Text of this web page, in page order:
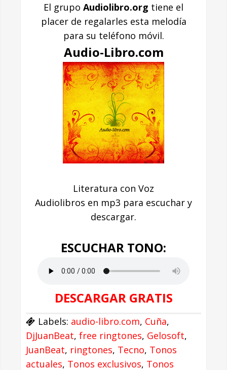
El grupo Audiolibro.org tiene el
placer de regalarles esta melodía
para su teléfono móvil.
Audio-Libro.com
Literatura con Voz
Audiolibros en mp3 para escuchar y
descargar.
ESCUCHAR TONO:
DESCARGAR GRATIS
Labels: audio-libro.com, Cuña,
DjJuanBeat, free ringtones, Gelosoft,
JuanBeat, ringtones, Tecno, Tonos
actuales, Tonos exclusivos, Tonos